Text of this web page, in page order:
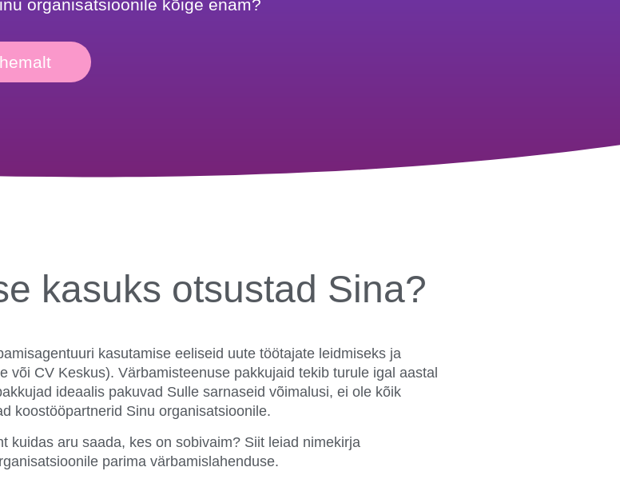
organisatsioonile kõige enam?
kasuks otsustad Sina?
kasutamise eeliseid uute töötajate leidmiseks ja
CV Keskus). Värbamisteenuse pakkujaid tekib turule igal aastal
ideaalis pakuvad Sulle sarnaseid võimalusi, ei ole kõik
koostööpartnerid Sinu organisatsioonile.
kuidas aru saada, kes on sobivaim? Siit leiad nimekirja
parima värbamislahenduse.